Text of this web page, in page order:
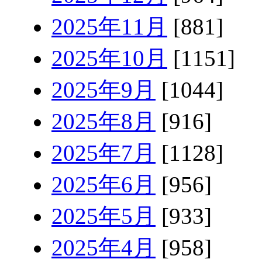
2025年11月 [881]
2025年10月 [1151]
2025年9月 [1044]
2025年8月 [916]
2025年7月 [1128]
2025年6月 [956]
2025年5月 [933]
2025年4月 [958]